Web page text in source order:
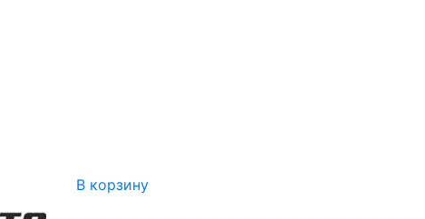
В корзину